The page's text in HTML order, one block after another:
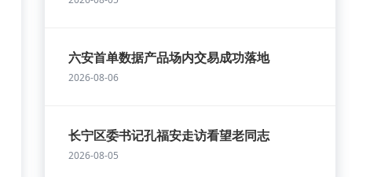
六安首单数据产品场内交易成功落地
2026-08-06
长宁区委书记孔福安走访看望老同志
2026-08-05